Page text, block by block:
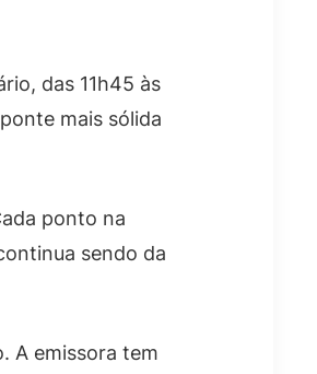
das 11h45 às
mais sólida
ponto na
sendo da
A emissora tem